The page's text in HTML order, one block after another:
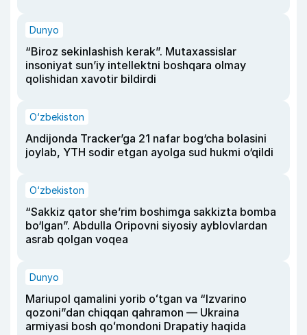
Dunyo
“Biroz sekinlashish kerak”. Mutaxassislar
insoniyat sun’iy intellektni boshqara olmay
qolishidan xavotir bildirdi
O‘zbekiston
Andijonda Tracker’ga 21 nafar bog‘cha bolasini
joylab, YTH sodir etgan ayolga sud hukmi o‘qildi
O‘zbekiston
“Sakkiz qator she’rim boshimga sakkizta bomba
bo‘lgan”. Abdulla Oripovni siyosiy ayblovlardan
asrab qolgan voqea
Dunyo
Mariupol qamalini yorib oʻtgan va “Izvarino
qozoni”dan chiqqan qahramon — Ukraina
armiyasi bosh qoʻmondoni Drapatiy haqida